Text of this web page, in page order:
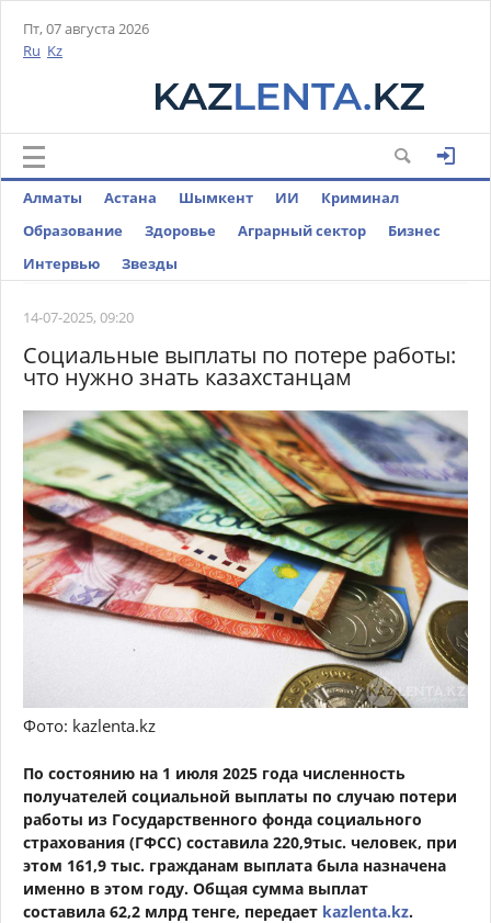
Пт, 07 августа 2026
Ru Kz
Алматы Астана Шымкент ИИ
Криминал
Образование
Здоровье Аграрный сектор
Бизнес
Интервью
Звезды
14-07-2025, 09:20
Социальные выплаты по потере работы:
что нужно знать казахстанцам
Фото: kazlenta.kz
По состоянию на 1 июля 2025 года численность
получателей социальной выплаты по случаю потери
работы из Государственного фонда социального
страхования (ГФСС) составила 220,9тыс. человек, при
этом 161,9 тыс. гражданам выплата была назначена
именно в этом году. Общая сумма выплат
составила 62,2 млрд тенге, передает kazlenta.kz.